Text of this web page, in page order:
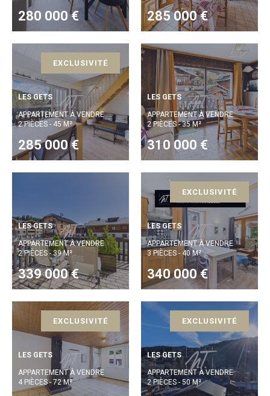
280 000 € 285 000 €
EXCLUSIVITÉ
LES GETS
APPARTEMENT À VENDRE
2 PIÈCES - 45 M²
285 000 €
LES GETS
APPARTEMENT À VENDRE
2 PIÈCES - 35 M²
310 000 €
LES GETS
APPARTEMENT À VENDRE
2 PIÈCES - 39 M²
339 000 €
EXCLUSIVITÉ
LES GETS
APPARTEMENT À VENDRE
3 PIÈCES - 40 M²
340 000 €
EXCLUSIVITÉ
LES GETS
APPARTEMENT À VENDRE
4 PIÈCES - 72 M²
EXCLUSIVITÉ
LES GETS
APPARTEMENT À VENDRE
2 PIÈCES - 50 M²